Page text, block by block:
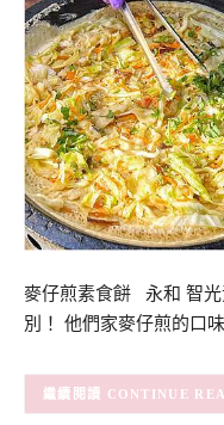
麥仔煎素食餅 永和 智光
別！ 他們家麥仔煎的口
CONTINUE